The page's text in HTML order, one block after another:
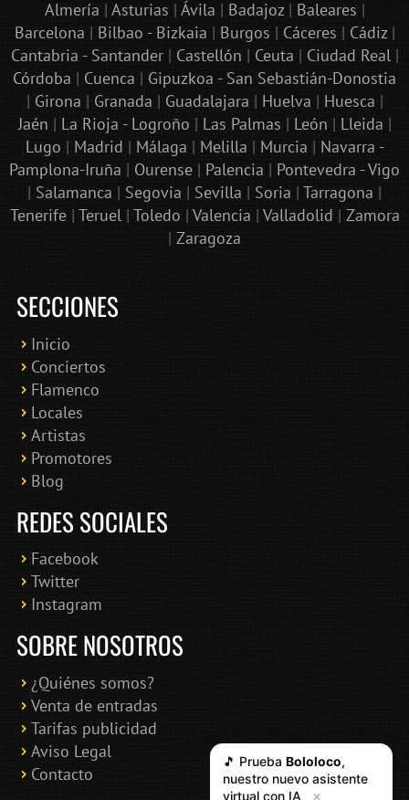
Almería | Asturias | Ávila | Badajoz| Baleares |
Barcelona | Bilbao - Bizkaia | Burgos | Cáceres | Cádiz|
Cantabria - Santander| Castellón | Ceuta | Ciudad Real|
Córdoba | Cuenca | Gipuzkoa - San Sebastián-Donostia
| Girona | Granada | Guadalajara | Huelva | Huesca |
Jaén | La Rioja - Logroño | Las Palmas | León | Lleida |
Lugo | Madrid | Málaga | Melilla | Murcia | Navarra -
Pamplona-Iruña | Ourense | Palencia | Pontevedra - Vigo
| Salamanca | Segovia | Sevilla | Soria | Tarragona |
Tenerife| Teruel| Toledo | Valencia | Valladolid | Zamora
| Zaragoza
SECCIONES
Inicio
Conciertos
Flamenco
Locales
Artistas
Promotores
Blog
REDES SOCIALES
Facebook
Twitter
Instagram
SOBRE NOSOTROS
¿Quiénes somos?
Venta de entradas
Tarifas publicidad
Aviso Legal
Contacto
🎵 Prueba Bololoco,
nuestro nuevo asistente
virtual con IA
✕